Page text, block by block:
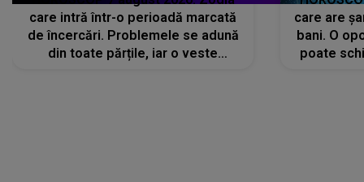
care intră într-o perioadă marcată
de încercări. Problemele se adună
din toate părțile, iar o veste
care are
bani. O
poate